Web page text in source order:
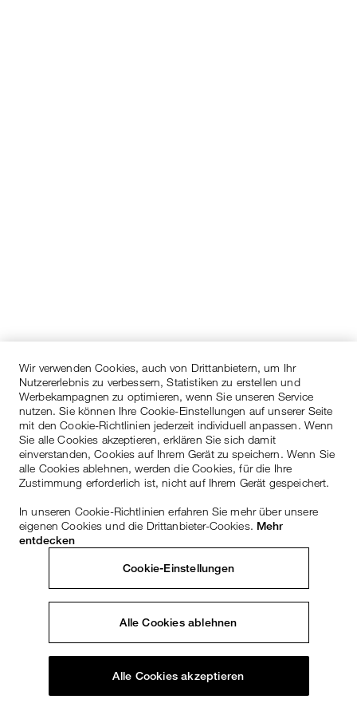
Wir verwenden Cookies, auch von Drittanbietern, um Ihr
Nutzererlebnis zu verbessern, Statistiken zu erstellen und
Werbekampagnen zu optimieren, wenn Sie unseren Service
nutzen. Sie können Ihre Cookie-Einstellungen auf unserer Seite
mit den Cookie-Richtlinien jederzeit individuell anpassen. Wenn
Sie alle Cookies akzeptieren, erklären Sie sich damit
einverstanden, Cookies auf Ihrem Gerät zu speichern. Wenn Sie
alle Cookies ablehnen, werden die Cookies, für die Ihre
Zustimmung erforderlich ist, nicht auf Ihrem Gerät gespeichert.
In unseren Cookie-Richtlinien erfahren Sie mehr über unsere
eigenen Cookies und die Drittanbieter-Cookies. Mehr
entdecken
Cookie-Einstellungen
Alle Cookies ablehnen
Alle Cookies akzeptieren